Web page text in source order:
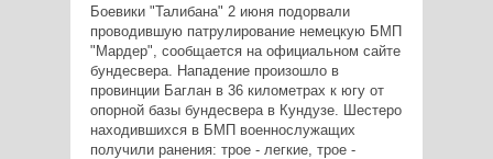
Боевики "Талибана" 2 июня подорвали
проводившую патрулирование немецкую БМП
"Мардер", сообщается на официальном сайте
бундесвера. Нападение произошло в
провинции Баглан в 36 километрах к югу от
опорной базы бундесвера в Кундузе. Шестеро
находившихся в БМП военнослужащих
получили ранения: трое - легкие, трое -